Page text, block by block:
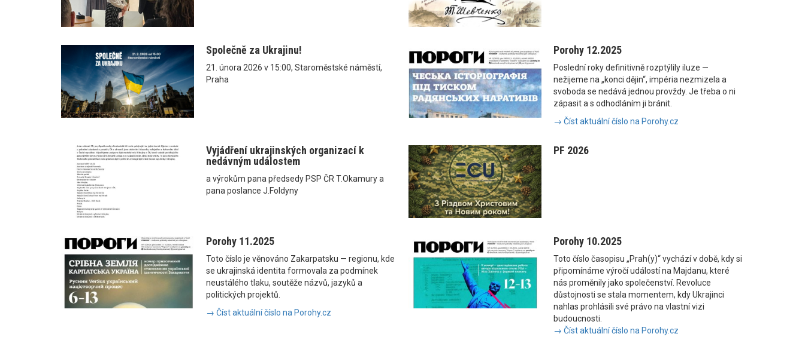
Společně za Ukrajinu!
21. února 2026 v 15:00, Staroměstské náměstí,
Praha
Porohy 12.2025
Poslední roky definitivně rozptýlily iluze —
nežijeme na „konci dějin“, impéria nezmizela a
svoboda se nedává jednou provždy. Je třeba o ni
zápasit a s odhodláním ji bránit.
→ Číst aktuální číslo na Porohy.cz
Vyjádření ukrajinských organizací k
nedávným událostem
a výrokům pana předsedy PSP ČR T.Okamury a
pana poslance J.Foldyny
PF 2026
Porohy 11.2025
Toto číslo je věnováno Zakarpatsku — regionu, kde
se ukrajinská identita formovala za podmínek
neustálého tlaku, soutěže názvů, jazyků a
politických projektů.
→ Číst aktuální číslo na Porohy.cz
Porohy 10.2025
Toto číslo časopisu „Prah(y)“ vychází v době, kdy si
připomínáme výročí událostí na Majdanu, které
nás proměnily jako společenství. Revoluce
důstojnosti se stala momentem, kdy Ukrajinci
nahlas prohlásili své právo na vlastní vizi
budoucnosti.
→ Číst aktuální číslo na Porohy.cz